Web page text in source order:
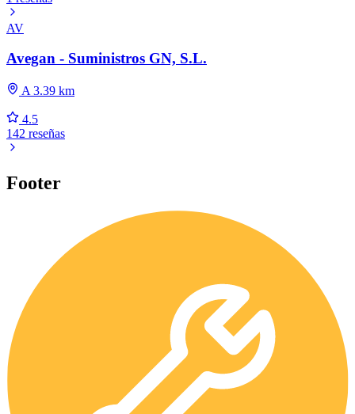
AV
Avegan - Suministros GN, S.L.
A 3.39 km
4.5
142 reseñas
Footer